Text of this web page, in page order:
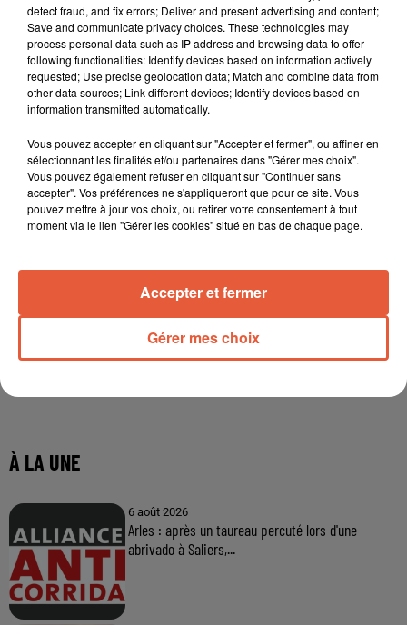
À LA UNE
6 août 2026
Arles : après un taureau percuté lors d'une
abrivado à Saliers,...
detect fraud, and fix errors; Deliver and present advertising and content;
Save and communicate privacy choices. These technologies may
process personal data such as IP address and browsing data to offer
following functionalities: Identify devices based on information actively
requested; Use precise geolocation data; Match and combine data from
other data sources; Link different devices; Identify devices based on
information transmitted automatically.
Vous pouvez accepter en cliquant sur "Accepter et fermer", ou affiner en
sélectionnant les finalités et/ou partenaires dans "Gérer mes choix".
Vous pouvez également refuser en cliquant sur "Continuer sans
accepter". Vos préférences ne s'appliqueront que pour ce site. Vous
pouvez mettre à jour vos choix, ou retirer votre consentement à tout
moment via le lien "Gérer les cookies" situé en bas de chaque page.
Gérer mes choix
Accepter et fermer